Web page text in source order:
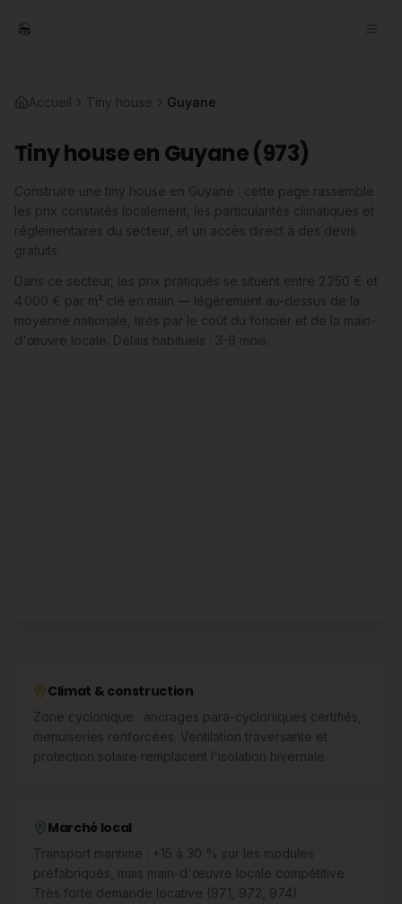
Accueil Tiny house Guyane
Tiny house en Guyane (973)
Construire une tiny house en Guyane : cette page rassemble
les prix constatés localement, les particularités climatiques et
réglementaires du secteur, et un accès direct à des devis
gratuits.
Dans ce secteur, les prix pratiqués se situent entre 2 250 € et
4 000 € par m² clé en main — légèrement au-dessus de la
moyenne nationale, tirés par le coût du foncier et de la main-
d'œuvre locale. Délais habituels : 3-6 mois.
Climat & construction
Zone cyclonique : ancrages para-cycloniques certifiés,
menuiseries renforcées. Ventilation traversante et
protection solaire remplacent l'isolation hivernale.
Marché local
Transport maritime : +15 à 30 % sur les modules
préfabriqués, mais main-d'œuvre locale compétitive.
Très forte demande locative (971, 972, 974).